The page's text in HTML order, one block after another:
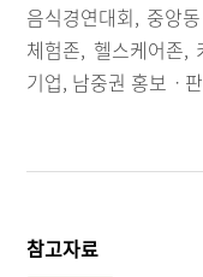
음식경연대회, 중앙
체험존, 헬스케어존,
기업, 남중권 홍보ㆍ
참고자료